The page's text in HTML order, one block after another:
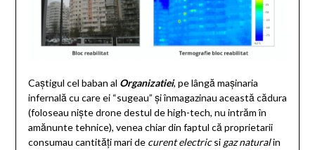
Caștigul cel baban al Organizatiei, pe lângă mașinaria
infernală cu care ei “sugeau” și înmagazinau această cădura
(foloseau niște drone destul de high-tech, nu intrăm în
amănunte tehnice), venea chiar din faptul că proprietarii
consumau cantități mari de curent electricsigaz naturalin